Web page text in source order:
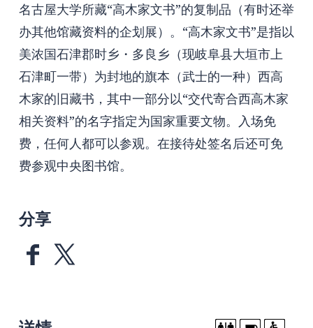
名古屋大学所藏“高木家文书”的复制品（有时还举
办其他馆藏资料的企划展）。“高木家文书”是指以
美浓国石津郡时乡・多良乡（现岐阜县大垣市上
石津町一带）为封地的旗本（武士的一种）西高
木家的旧藏书，其中一部分以“交代寄合西高木家
相关资料”的名字指定为国家重要文物。入场免
费，任何人都可以参观。在接待处签名后还可免
费参观中央图书馆。
分享